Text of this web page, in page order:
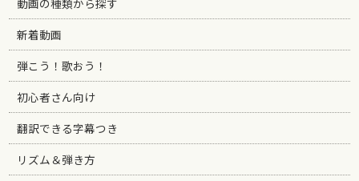
新着動画
弾こう！歌おう！
初心者さん向け
翻訳できる字幕つき
リズム＆弾き方